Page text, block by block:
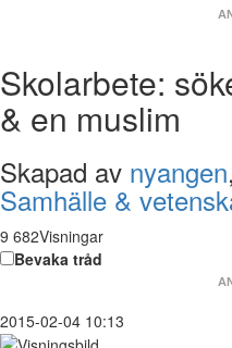
Skolarbete:
& en muslim
Skapad av nyangen
Samhälle &
9 682Visningar
Bevaka tråd
2015-02-04 10:13